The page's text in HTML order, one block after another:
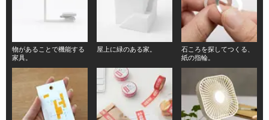
物があることで機能する
家具。
屋上に緑のある家。
石ころを探してつくる、
紙の指輪。